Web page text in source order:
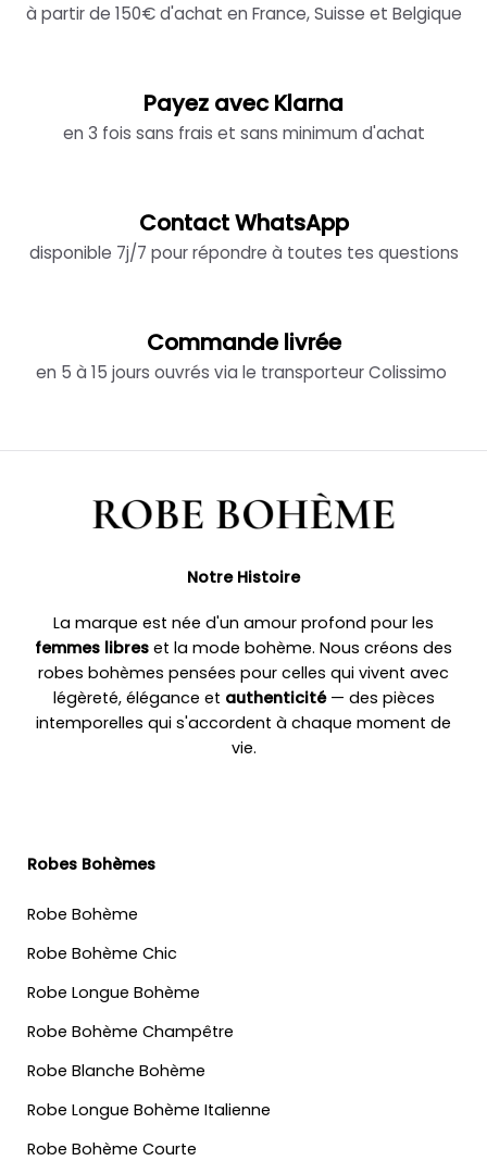
à partir de 150€ d'achat en France, Suisse et Belgique
Payez avec Klarna
en 3 fois sans frais et sans minimum d'achat
Contact WhatsApp
disponible 7j/7 pour répondre à toutes tes questions
Commande livrée
en 5 à 15 jours ouvrés via le transporteur Colissimo
Notre Histoire
La marque est née d'un amour profond pour les
femmes libres et la mode bohème. Nous créons des
robes bohèmes pensées pour celles qui vivent avec
légèreté, élégance et authenticité— des pièces
intemporelles qui s'accordent à chaque moment de
vie.
Robes Bohèmes
Robe Bohème
Robe Bohème Chic
Robe Longue Bohème
Robe Bohème Champêtre
Robe Blanche Bohème
Robe Longue Bohème Italienne
Robe Bohème Courte